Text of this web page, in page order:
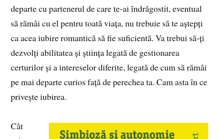
departe cu partenerul de care te-ai îndrăgostit, eventual
să rămâi cu el pentru toată viața, nu trebuie să te aștepți
ca acea iubire romantică să fie suficientă. Va trebui să-ți
dezvolți abilitatea și știința legată de gestionarea
certurilor și a intereselor diferite, legată de cum să rămâi
pe mai departe curios față de perechea ta. Cam asta în ce
privește iubirea.
Cât